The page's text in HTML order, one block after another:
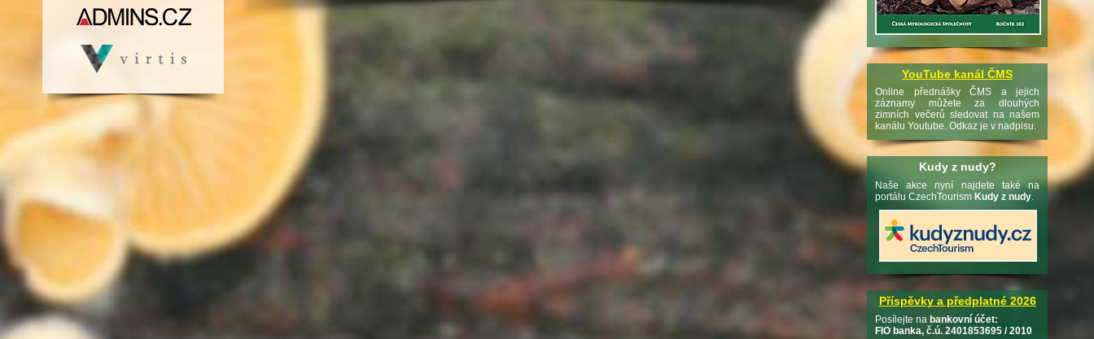
YouTube kanál ČMS
Online přednášky ČMS a jejich
záznamy můžete za dlouhých
zimních večerů sledovat na našem
kanálu Youtube. Odkaz je v nadpisu.
Kudy z nudy?
Naše akce nyní najdete také na
portálu CzechTourism Kudy z nudy
Příspěvky a předplatné 2026
Posílejte na bankovní účet:
FIO banka, č.ú. 2401853695 / 2010